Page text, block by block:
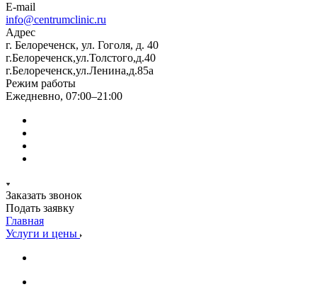
E-mail
info@centrumclinic.ru
Адрес
г. Белореченск, ул. Гоголя, д. 40
г.Белореченск,ул.Толстого,д.40
г.Белореченск,ул.Ленина,д.85а
Режим работы
Ежедневно, 07:00–21:00
Заказать звонок
Подать заявку
Главная
Услуги и цены